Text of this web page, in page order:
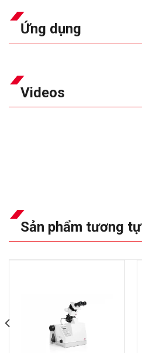
Ứng dụng
Videos
Sản phẩm tương tự